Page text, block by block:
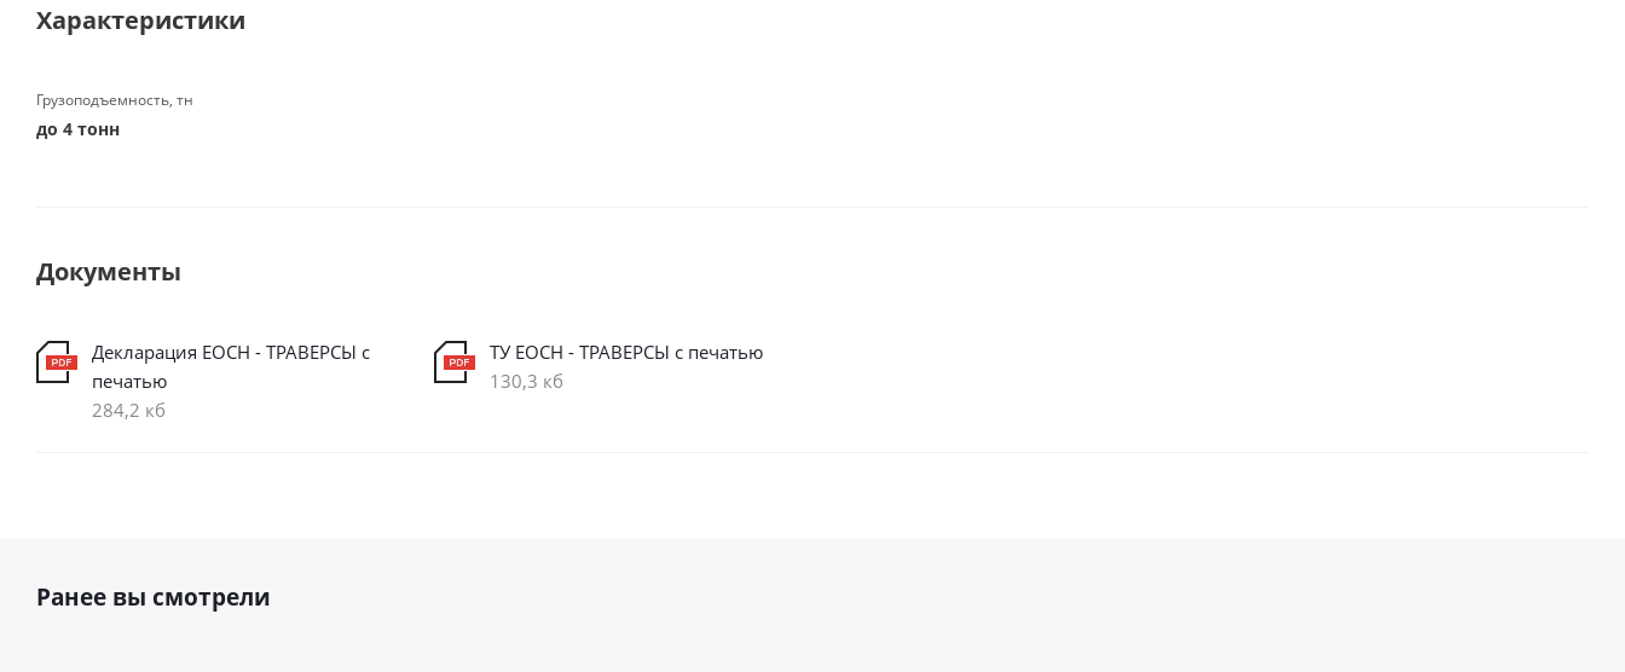
Характеристики
Грузоподъемность, тн
до 4 тонн
Документы
Декларация ЕОСН - ТРАВЕРСЫ с
печатью
284,2 кб
ТУ ЕОСН - ТРАВЕРСЫ с печатью
130,3 кб
Ранее вы смотрели